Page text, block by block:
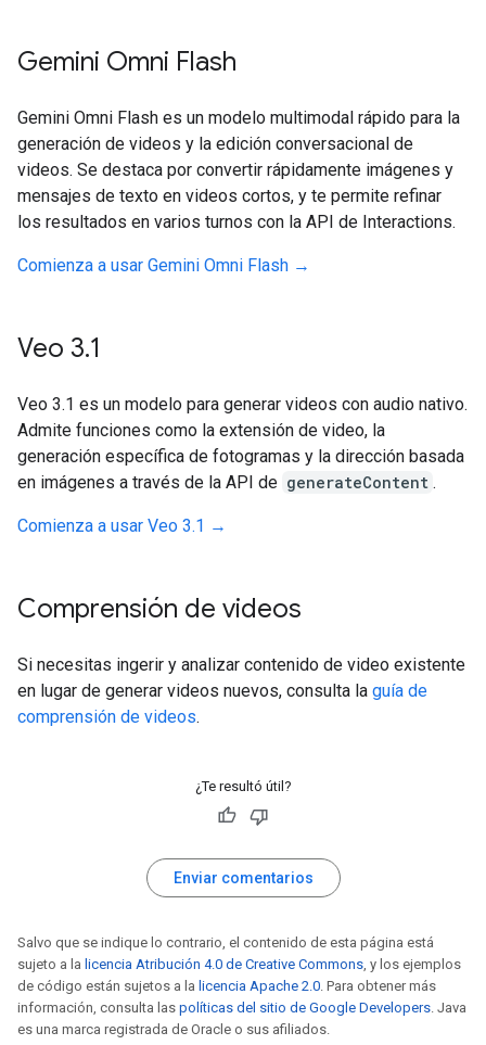
Gemini Omni Flash
Gemini Omni Flash es un modelo multimodal rápido para la
generación de videos y la edición conversacional de
videos. Se destaca por convertir rápidamente imágenes y
mensajes de texto en videos cortos, y te permite refinar
los resultados en varios turnos con la API de Interactions.
Comienza a usar Gemini Omni Flash →
Veo 3.1
Veo 3.1 es un modelo para generar videos con audio nativo.
Admite funciones como la extensión de video, la
generación específica de fotogramas y la dirección basada
en imágenes a través de la API de generateContent .
Comienza a usar Veo 3.1 →
Comprensión de videos
Si necesitas ingerir y analizar contenido de video existente
en lugar de generar videos nuevos, consulta la guía de
comprensión de videos.
¿Te resultó útil?
Enviar comentarios
Salvo que se indique lo contrario, el contenido de esta página está
sujeto a la licencia Atribución 4.0 de Creative Commons, y los ejemplos
de código están sujetos a la licencia Apache 2.0. Para obtener más
información, consulta las políticas del sitio de Google Developers. Java
es una marca registrada de Oracle o sus afiliados.